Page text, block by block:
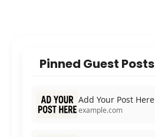
Pinned Guest Posts
Add Your Post Here
example.com